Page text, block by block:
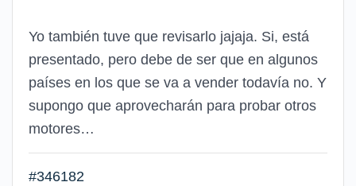
Yo también tuve que revisarlo jajaja. Si, está
presentado, pero debe de ser que en algunos
países en los que se va a vender todavía no. Y
supongo que aprovecharán para probar otros
motores…
#346182